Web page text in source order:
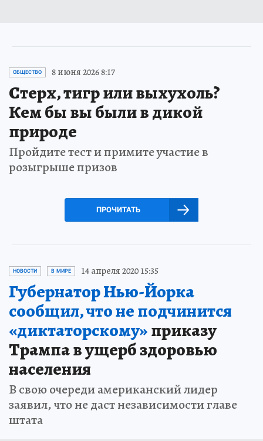
ОБЩЕСТВО 8 июня 2026 8:17
Стерх, тигр или выхухоль?
Кем бы вы были в дикой
природе
Пройдите тест и примите участие в
розыгрыше призов
ПРОЧИТАТЬ
НОВОСТИ В МИРЕ 14 апреля 2020 15:35
Губернатор Нью-Йорка
сообщил, что не подчинится
«диктаторскому»приказу
Трампа в ущерб здоровью
населения
В свою очереди американский лидер
заявил, что не даст независимости главе
штата